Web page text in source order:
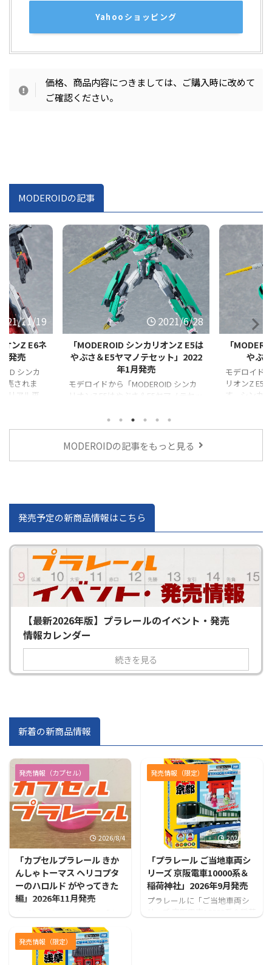
Yahooショッピング
価格、商品内容につきましては、ご購入時に改めて
ご確認ください。
MODEROIDの記事
2021/6/28
オンZ E5は
ト」2022
シンカ
マノテセッ
2021/6/28
「MODEROID シンカリオンZ E5は
やぶさ」2022年1月発売
モデロイドから「MODEROID シンカ
リオンZ E5はやぶさ」が発売されま
す。シンカリオンモードをリアル再現
「
ン オ
モデロイド
クシンカリ
ます。シン
MODEROIDの記事をもっと見る
発売予定の新商品情報はこちら
【最新2026年版】プラレールのイベント・発売
情報カレンダー
続きを見る
新着の新商品情報
発売情報（カプセル）
2026/8/4
「カプセルプラレール きか
んしゃトーマス ヘリコプタ
ーのハロルド がやってきた
編」2026年11月発売
プセルプラレール きかんしゃ
トーマス ヘリコプターのハロ
ルド がやってきた編」が発売
となります！
発売情報（限定）
2026/7/31
「プラレール ご当地車両シ
リーズ 京阪電車10000系＆
稲荷神社」2026年9月発売
プラレールに「ご当地車両シ
発売情報（限定）